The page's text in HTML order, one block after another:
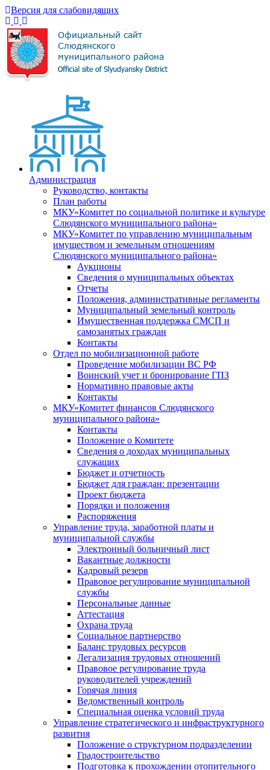
Версия для слабовидящих
Администрация
Руководство, контакты
План работы
МКУ«Комитет по социальной политике и культуре
Слюдянского муниципального района»
МКУ«Комитет по управлению муниципальным
имуществом и земельным отношениям
Слюдянского муниципального района»
Аукционы
Сведения о муниципальных объектах
Отчеты
Положения, административные регламенты
Муниципальный земельный контроль
Имущественная поддержка СМСП и
самозанятых граждан
Контакты
Отдел по мобилизационной работе
Проведение мобилизации ВС РФ
Воинский учет и бронирование ГПЗ
Нормативно правовые акты
Контакты
МКУ«Комитет финансов Слюдянского
муниципального района»
Контакты
Положение о Комитете
Сведения о доходах муниципальных
служащих
Бюджет и отчетность
Бюджет для граждан: презентации
Проект бюджета
Порядки и положения
Распоряжения
Управление труда, заработной платы и
муниципальной службы
Электронный больничный лист
Вакантные должности
Кадровый резерв
Правовое регулирование муниципальной
службы
Персональные данные
Аттестация
Охрана труда
Социальное партнерство
Баланс трудовых ресурсов
Легализация трудовых отношений
Правовое регулирование труда
руководителей учреждений
Горячая линия
Ведомственный контроль
Специальная оценка условий труда
Управление стратегического и инфраструктурного
развития
Положение о структурном подразделении
Градостроительство
Подготовка к прохождении отопительного